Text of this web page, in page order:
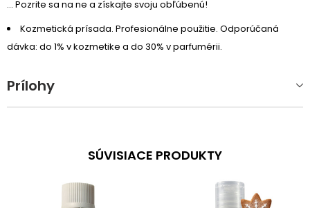
... Pozrite sa na ne a získajte svoju obľúbenú!
Kozmetická prísada. Profesionálne použitie. Odporúčaná
dávka: do 1% v kozmetike a do 30% v parfumérii.
Prílohy
SÚVISIACE PRODUKTY